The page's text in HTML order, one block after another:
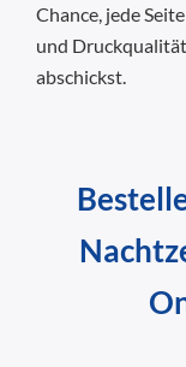
Chance, jede
und
abschickst.